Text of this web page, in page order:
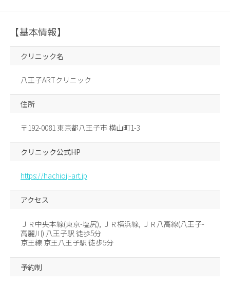
【基本情報】
クリニック名
八王子ARTクリニック
住所
〒192-0081 東京都八王子市 横山町1-3
クリニック公式HP
https://hachioji-art.jp
アクセス
ＪＲ中央本線(東京-塩尻), ＪＲ横浜線, ＪＲ八高線(八王子-
高麗川) 八王子駅 徒歩5分
京王線 京王八王子駅 徒歩5分
予約制